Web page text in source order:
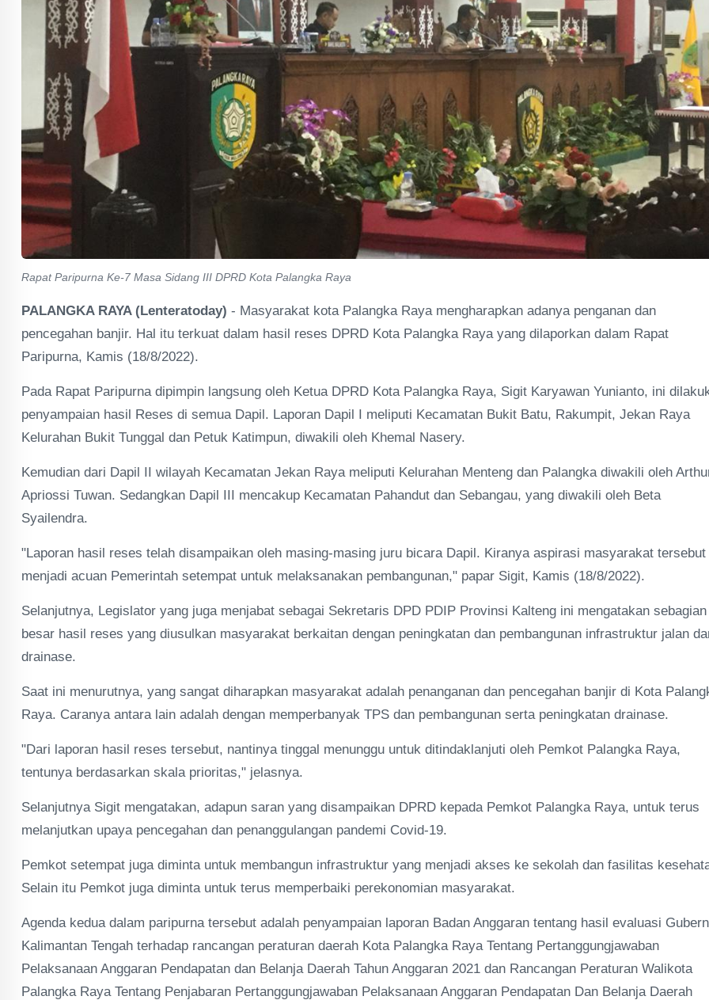
Rapat Paripurna Ke-7 Masa Sidang III DPRD Kota Palangka Raya
PALANGKA RAYA (Lenteratoday) - Masyarakat kota Palangka Raya mengharapkan adanya penganan dan
pencegahan banjir. Hal itu terkuat dalam hasil reses DPRD Kota Palangka Raya yang dilaporkan dalam Rapat
Paripurna, Kamis (18/8/2022).
Pada Rapat Paripurna dipimpin langsung oleh Ketua DPRD Kota Palangka Raya, Sigit Karyawan Yunianto, ini
penyampaian hasil Reses di semua Dapil. Laporan Dapil I meliputi Kecamatan Bukit Batu, Rakumpit, Jekan Raya
Kelurahan Bukit Tunggal dan Petuk Katimpun, diwakili oleh Khemal Nasery.
Kemudian dari Dapil II wilayah Kecamatan Jekan Raya meliputi Kelurahan Menteng dan Palangka diwakili oleh
Apriossi Tuwan. Sedangkan Dapil III mencakup Kecamatan Pahandut dan Sebangau, yang diwakili oleh Beta
Syailendra.
"Laporan hasil reses telah disampaikan oleh masing-masing juru bicara Dapil. Kiranya aspirasi masyarakat tersebut
menjadi acuan Pemerintah setempat untuk melaksanakan pembangunan," papar Sigit, Kamis (18/8/2022).
Selanjutnya, Legislator yang juga menjabat sebagai Sekretaris DPD PDIP Provinsi Kalteng ini mengatakan sebagian
besar hasil reses yang diusulkan masyarakat berkaitan dengan peningkatan dan pembangunan infrastruktur jalan
drainase.
Saat ini menurutnya, yang sangat diharapkan masyarakat adalah penanganan dan pencegahan banjir di Kota
Raya. Caranya antara lain adalah dengan memperbanyak TPS dan pembangunan serta peningkatan drainase.
"Dari laporan hasil reses tersebut, nantinya tinggal menunggu untuk ditindaklanjuti oleh Pemkot Palangka Raya,
tentunya berdasarkan skala prioritas," jelasnya.
Selanjutnya Sigit mengatakan, adapun saran yang disampaikan DPRD kepada Pemkot Palangka Raya, untuk terus
melanjutkan upaya pencegahan dan penanggulangan pandemi Covid-19.
Pemkot setempat juga diminta untuk membangun infrastruktur yang menjadi akses ke sekolah dan fasilitas
Selain itu Pemkot juga diminta untuk terus memperbaiki perekonomian masyarakat.
Agenda kedua dalam paripurna tersebut adalah penyampaian laporan Badan Anggaran tentang hasil evaluasi
Kalimantan Tengah terhadap rancangan peraturan daerah Kota Palangka Raya Tentang Pertanggungjawaban
Pelaksanaan Anggaran Pendapatan dan Belanja Daerah Tahun Anggaran 2021 dan Rancangan Peraturan Walikota
Palangka Raya Tentang Penjabaran Pertanggungjawaban Pelaksanaan Anggaran Pendapatan Dan Belanja Daerah